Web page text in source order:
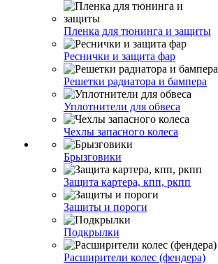
Пленка для тюнинга и защиты
Реснички и защита фар
Решетки радиатора и бампера
Уплотнители для обвеса
Чехлы запасного колеса
Брызговики
Защита картера, кпп, ркпп
Защиты и пороги
Подкрылки
Расширители колес (фендера)